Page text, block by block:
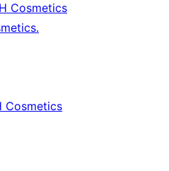
Cosmetics
Cosmetics